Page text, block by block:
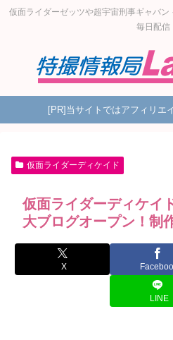
仮面ライダーゼッツや超宇宙刑事ギャバ
毎日配信
[PR]当サイトではアフィリエ
仮面ライダーディケイド
仮面ライダーディケイ
大ブログオープン！制
X
LINE